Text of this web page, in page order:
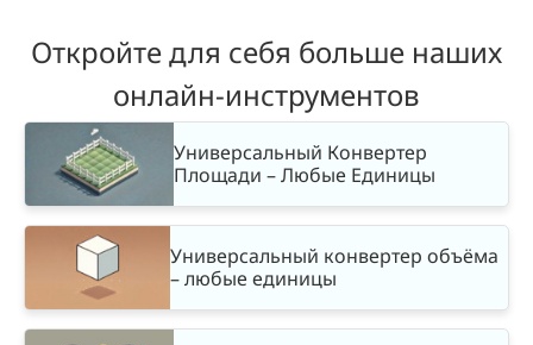
Откройте для себя больше наших
онлайн-инструментов
Универсальный Конвертер
Площади – Любые Единицы
Универсальный конвертер объёма
– любые единицы